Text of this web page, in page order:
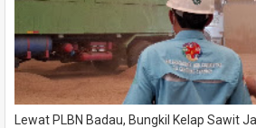
Lewat PLBN Badau, Bungkil Kelap Sawit